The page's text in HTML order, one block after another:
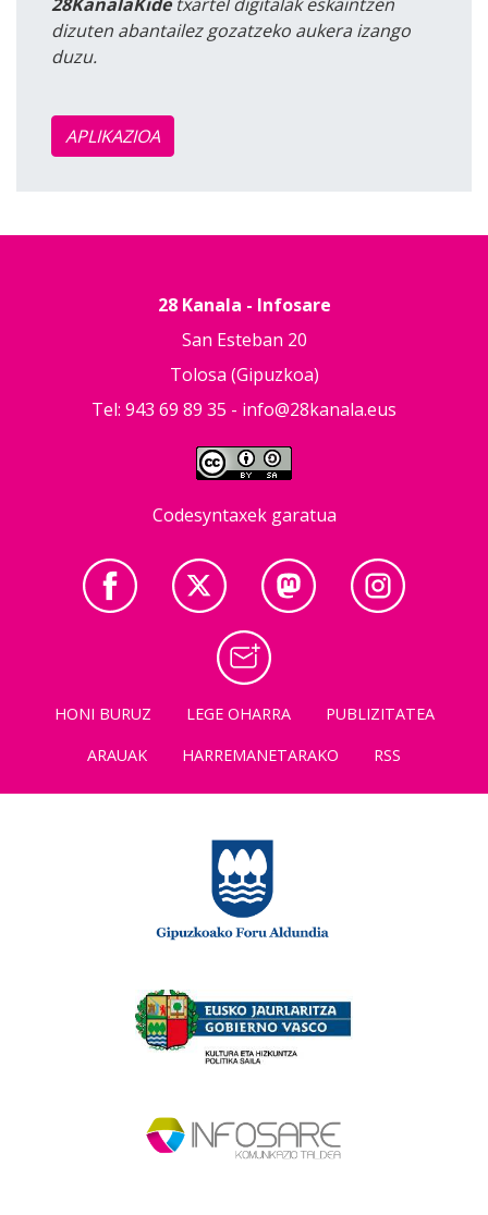
dizuten abantailez gozatzeko aukera izango
duzu.
APLIKAZIOA
28 Kanala - Infosare
San Esteban 20
Tolosa (Gipuzkoa)
Tel: 943 69 89 35 - info@28kanala.eus
Codesyntaxek garatua
HONI BURUZ LEGE OHARRA
PUBLIZITATEA
ARAUAK
HARREMANETARAKO RSS